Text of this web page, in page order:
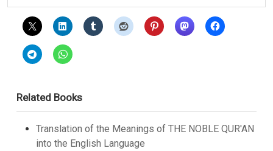
Related Books
Translation of the Meanings of THE NOBLE QUR'AN
into the English Language